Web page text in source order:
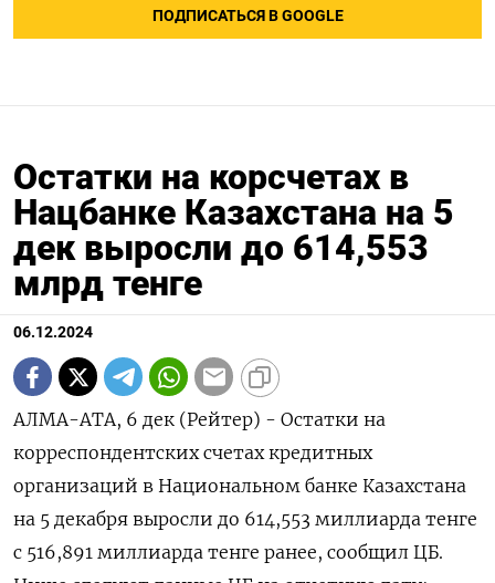
ПОДПИСАТЬСЯ В GOOGLE
Остатки на корсчетах в
Нацбанке Казахстана на 5
дек выросли до 614,553
млрд тенге
06.12.2024
АЛМА-АТА, 6 дек (Рейтер) - Остатки на
корреспондентских счетах кредитных
организаций в Национальном банке Казахстана
на 5 декабря выросли до 614,553 миллиарда тенге
с 516,891 миллиарда тенге ранее, сообщил ЦБ.